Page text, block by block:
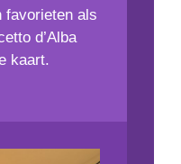
favorieten als
d’Alba
kaart.